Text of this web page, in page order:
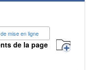
mise en ligne
de la page